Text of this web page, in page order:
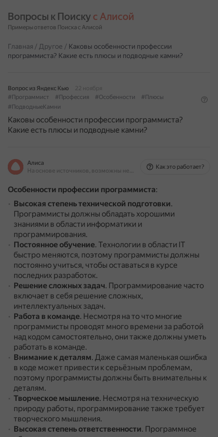
Вопросы к Поиску с Алисой
Примеры ответов Поиска с Алисой
Главная / Другое / Каковы особенности профессии
программиста? Какие есть плюсы и подводные камни?
Вопрос из Яндекс Кью
22 ноября
#Программист
#Профессия #Особенности
#Плюсы
#ПодводныеКамни
Каковы особенности профессии программиста?
Какие есть плюсы и подводные камни?
Алиса
На основе источников, возможны неточности
Как это работает?
Особенности профессии программиста:
Высокая степень технической подготовки.
Программисты должны обладать хорошими
знаниями в области информатики и
программирования.
Постоянное обучение. Технологии в области IT
быстро меняются, поэтому программисты должны
постоянно учиться, чтобы оставаться в курсе
последних разработок.
Решение сложных задач. Программирование часто
включает в себя решение сложных,
интеллектуальных задач.
Работа в команде. Несмотря на то что многие
программисты проводят много времени за работой
над кодом самостоятельно, они также должны уметь
работать в команде.
Внимание к деталям. Даже самая маленькая ошибка
в коде может привести к серьёзным проблемам,
поэтому программисты должны быть внимательны к
деталям.
Творческое мышление. Несмотря на техническую
природу работы, программирование также требует
творческого мышления.
Высокая степень ответственности. Программное